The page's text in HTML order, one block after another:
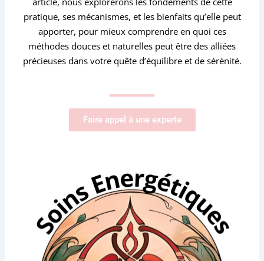
pratique, ses mécanismes, et les bienfaits qu’elle peut
apporter, pour mieux comprendre en quoi ces
méthodes douces et naturelles peut être des alliées
précieuses dans votre quête d’équilibre et de sérénité.
Faire appel à une experte